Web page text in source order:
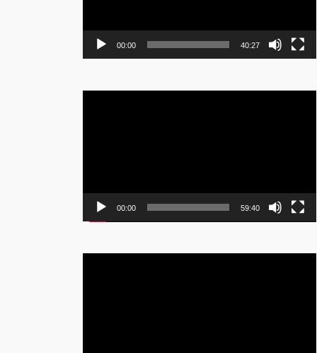
00:00 40:27
00:00 59:40